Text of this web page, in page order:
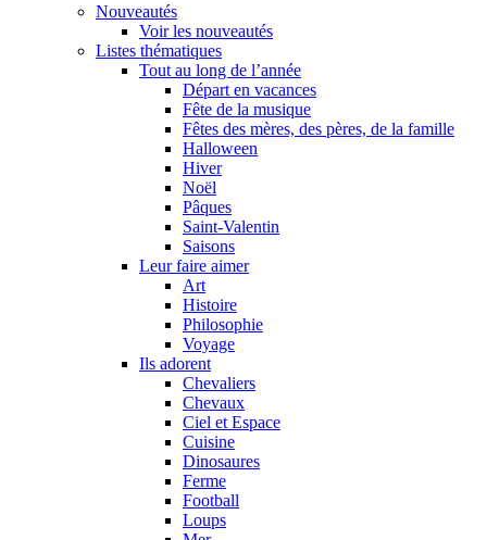
Nouveautés
Voir les nouveautés
Listes thématiques
Tout au long de l’année
Départ en vacances
Fête de la musique
Fêtes des mères, des pères, de la famille
Halloween
Hiver
Noël
Pâques
Saint-Valentin
Saisons
Leur faire aimer
Art
Histoire
Philosophie
Voyage
Ils adorent
Chevaliers
Chevaux
Ciel et Espace
Cuisine
Dinosaures
Ferme
Football
Loups